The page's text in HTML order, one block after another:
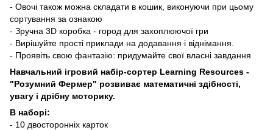
- Овочі також можна складати в кошик, виконуючи при цьому
сортування за ознакою
- Зручна 3D коробка - город для захоплюючої гри
- Вирішуйте прості приклади на додавання і віднімання.
- Проявіть свою фантазію: придумайте свої власні завдання
Навчальний ігровий набір-сортер Learning Resources -
"Розумний Фермер" розвиває математичні здібності,
увагу і дрібну моторику.
В наборі:
- 10 двосторонніх карток